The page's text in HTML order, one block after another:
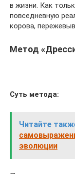
в жизни. Как
повседневную
корова,
Метод
Суть метода:
Читайте
эволюции